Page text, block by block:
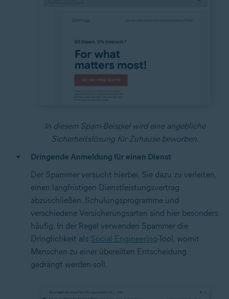
In diesem Spam-Beispiel wird eine angebliche
Sicherheitslösung für Zuhause beworben.
Dringende Anmeldung für einen Dienst
Der Spammer versucht hierbei, Sie dazu zu verleiten,
einen langfristigen Dienstleistungsvertrag
abzuschließen. Schulungsprogramme und
verschiedene Versicherungsarten sind hier besonders
häufig. In der Regel verwenden Spammer die
Dringlichkeit als Social Engineering-Tool, womit
Menschen zu einer übereilten Entscheidung
gedrängt werden soll.